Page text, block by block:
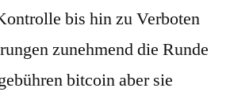
bis hin zu Verboten
zunehmend die Runde
bitcoin aber sie